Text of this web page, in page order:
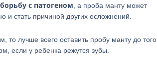
с патогеном , а проба манту может
и стать причиной других осложнений.
лучше всего оставить пробу манту до того
если у ребенка режутся зубы.